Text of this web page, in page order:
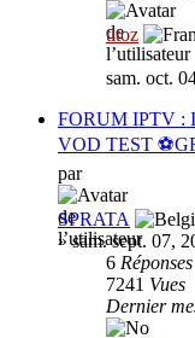
titoz
sam. oct.
FORUM IPTV
VOD TEST
par
SPRATA
»sam. sept. 07,
6 Réponses
7241 Vues
Dernier